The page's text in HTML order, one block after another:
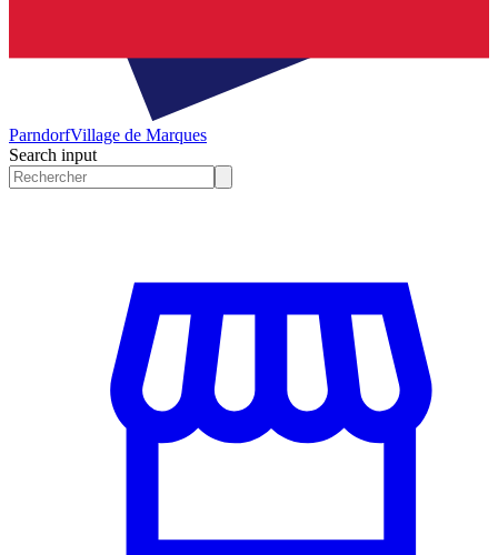
ParndorfVillage de Marques
Search input